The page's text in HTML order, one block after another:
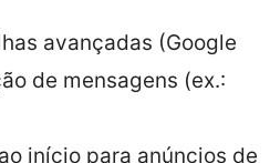
avançadas (Google
de mensagens (ex.:
início para anúncios de